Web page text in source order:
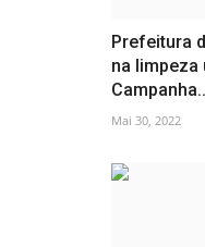
Prefeitura
na limpeza
Mai 30, 2022